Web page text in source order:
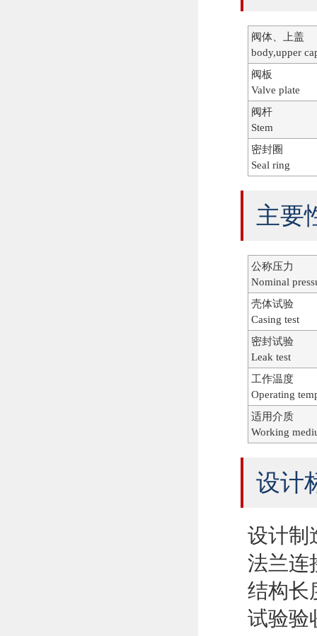
阀体、上盖
body,upper
阀板
Valve plate
阀杆
Stem
密封圈
Seal ring
主要
公称压力
Nominal
壳体试验
Casing test
密封试验
Leak test
工作温度
Operating
适用介质
Working
设计
设计制
法兰连
结构长
试验验